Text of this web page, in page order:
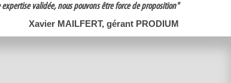
expertise validée, nous pouvons être force de proposition"
Xavier MAILFERT, gérant PRODIUM